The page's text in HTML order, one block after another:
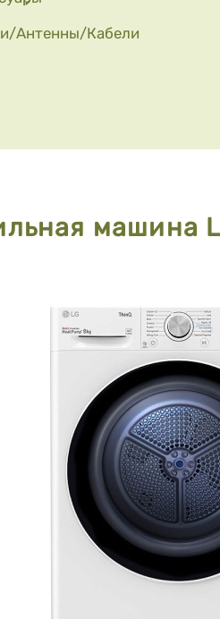
Антенны/Кабели
машина